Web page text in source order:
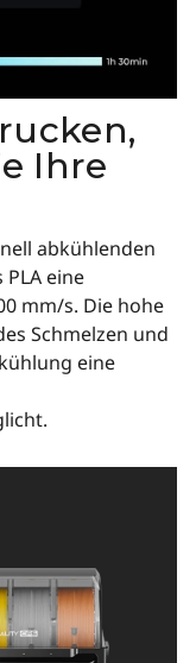
Ihre
abkühlenden
eine
mm/s. Die hohe
Schmelzen und
eine